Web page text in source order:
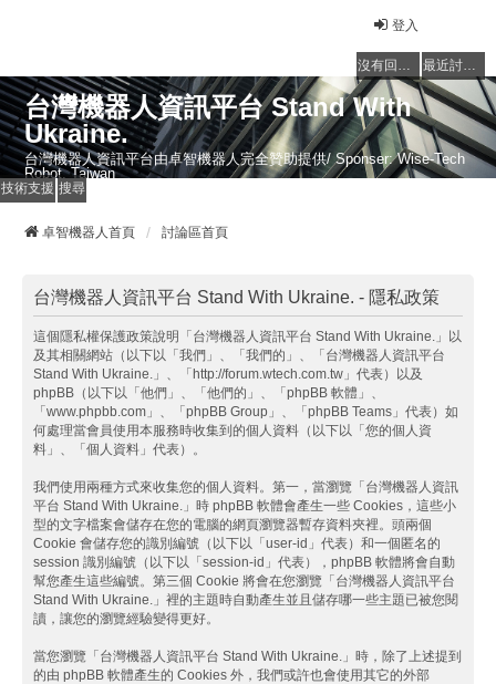
登入
沒有回覆的主題 最近討論的主題
台灣機器人資訊平台 Stand With
Ukraine.
台灣機器人資訊平台由卓智機器人完全贊助提供/ Sponser: Wise-Tech
Robot, Taiwan
技術支援 搜尋
卓智機器人首頁 討論區首頁
台灣機器人資訊平台 Stand With Ukraine. - 隱私政策
這個隱私權保護政策說明「台灣機器人資訊平台 Stand With Ukraine.」以
及其相關網站（以下以「我們」、「我們的」、「台灣機器人資訊平台
Stand With Ukraine.」、「http://forum.wtech.com.tw」代表）以及
phpBB（以下以「他們」、「他們的」、「phpBB 軟體」、
「www.phpbb.com」、「phpBB Group」、「phpBB Teams」代表）如
何處理當會員使用本服務時收集到的個人資料（以下以「您的個人資
料」、「個人資料」代表）。
我們使用兩種方式來收集您的個人資料。第一，當瀏覽「台灣機器人資訊
平台 Stand With Ukraine.」時 phpBB 軟體會產生一些 Cookies，這些小
型的文字檔案會儲存在您的電腦的網頁瀏覽器暫存資料夾裡。頭兩個
Cookie 會儲存您的識別編號（以下以「user-id」代表）和一個匿名的
session 識別編號（以下以「session-id」代表），phpBB 軟體將會自動
幫您產生這些編號。第三個 Cookie 將會在您瀏覽「台灣機器人資訊平台
Stand With Ukraine.」裡的主題時自動產生並且儲存哪一些主題已被您閱
讀，讓您的瀏覽經驗變得更好。
當您瀏覽「台灣機器人資訊平台 Stand With Ukraine.」時，除了上述提到
的由 phpBB 軟體產生的 Cookies 外，我們或許也會使用其它的外部